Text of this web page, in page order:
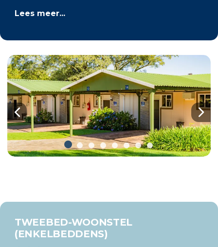
Lees meer...
Previous
TWEEBED-WOONSTEL
(ENKELBEDDENS)